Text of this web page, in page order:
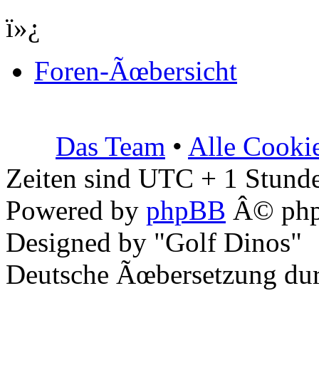
ï»¿
Foren-Ãœbersicht
Das Team • Alle
Zeiten sind UTC + 1
Powered by phpBB Â©
Designed by "Golf Dinos"
Deutsche Ãœbersetzung